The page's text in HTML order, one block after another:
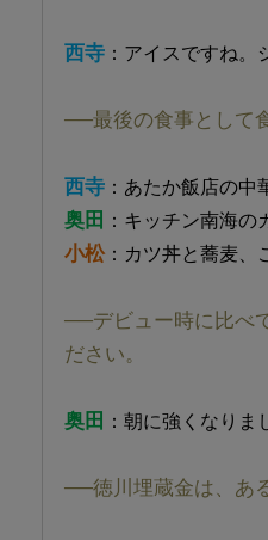
西寺 ：アイスですね
──最後の食事として
西寺 ：あたか飯店の中
奥田 ：キッチン南海の
小松：カツ丼と蕎麦、
──デビュー時に比べ
ださい。
奥田 ：朝に強くなり
──徳川埋蔵金は、あ